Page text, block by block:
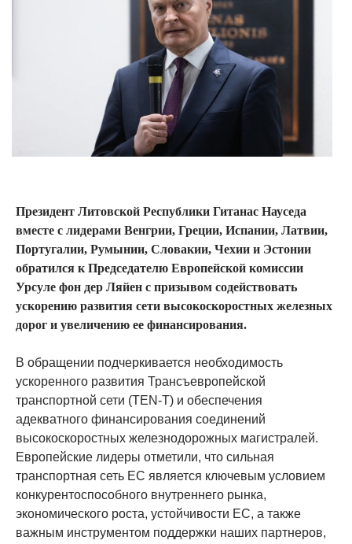
Президент Литовской Республики Гитанас Науседа
вместе с лидерами Венгрии, Греции, Испании, Латвии,
Португалии, Румынии, Словакии, Чехии и Эстонии
обратился к Председателю Европейской комиссии
Урсуле фон дер Ляйен с призывом содействовать
ускорению развития сети высокоскоростных железных
дорог и увеличению ее финансирования.
В обращении подчеркивается необходимость
ускоренного развития Трансъевропейской
транспортной сети (TEN-T) и обеспечения
адекватного финансирования соединений
высокоскоростных железнодорожных магистралей.
Европейские лидеры отметили, что сильная
транспортная сеть ЕС является ключевым условием
конкурентоспособного внутреннего рынка,
экономического роста, устойчивости ЕС, а также
важным инструментом поддержки наших партнеров,